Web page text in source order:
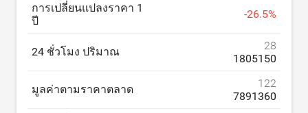
การเปลี่ยนแปลงราคา 1
ปี
-26.5%
24 ชั่วโมง ปริมาณ
28
1805150
มูลค่าตามราคาตลาด
122
7891360